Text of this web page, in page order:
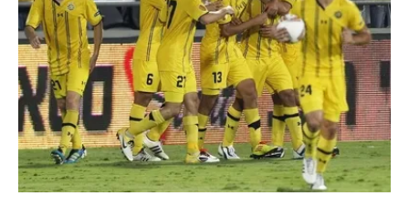
Metnimizi ziyaret edebilirsiniz.
6698 sayılı Kişisel Verilerin Korunması Kanunu uyarınca
hazırlanmış Aydınlatma Metnimizi okumak ve sitemizde
ilgili mevzuata uygun olarak kullanılan çerezlerle ilgili bilgi
almak için lütfentıklayınız.